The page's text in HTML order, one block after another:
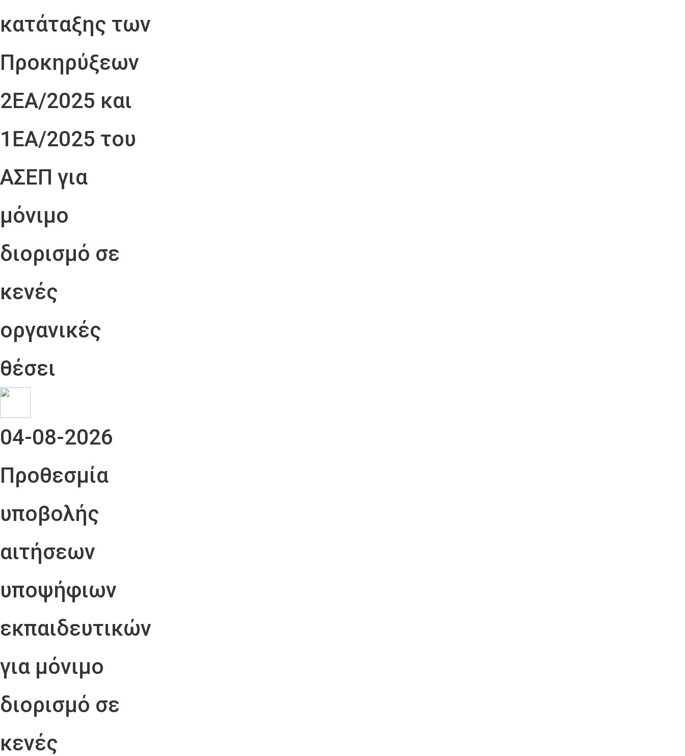
κατάταξης των
Προκηρύξεων
2ΕΑ/2025 και
1ΕΑ/2025 του
ΑΣΕΠ για
μόνιμο
διορισμό σε
κενές
οργανικές
θέσει
04-08-2026
Προθεσμία
υποβολής
αιτήσεων
υποψήφιων
εκπαιδευτικών
για μόνιμο
διορισμό σε
κενές